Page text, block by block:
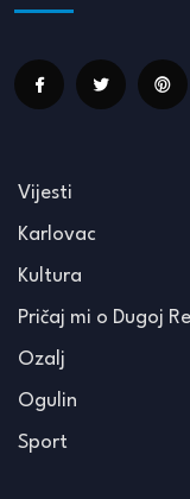
Vijesti
Karlovac
Kultura
Pričaj mi o Dugoj
Ozalj
Ogulin
Sport